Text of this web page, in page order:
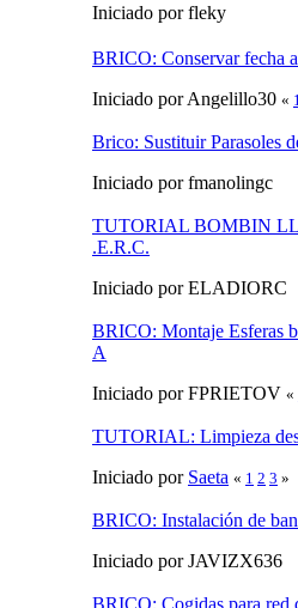
Iniciado por fleky
BRICO: Conservar fecha
Iniciado por Angelillo30 « 1
Brico: Sustituir Parasoles
Iniciado por fmanolingc
TUTORIAL BOMBIN
.E.R.C.
Iniciado por ELADIORC
BRICO: Montaje Esferas
A
Iniciado por FPRIETOV «
TUTORIAL: Limpieza
Iniciado por Saeta « 1 2 3 »
BRICO: Instalación de
Iniciado por JAVIZX636
BRICO: Cogidas para red